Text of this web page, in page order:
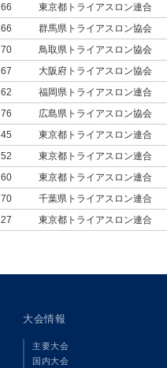
66 東京都トライアスロン連合
66 群馬県トライアスロン協会
70 鳥取県トライアスロン協会
67 大阪府トライアスロン協会
62 福岡県トライアスロン連合
76 広島県トライアスロン協会
45 東京都トライアスロン連合
52 東京都トライアスロン連合
60 東京都トライアスロン連合
70 千葉県トライアスロン連合
27 東京都トライアスロン連合
大会情報
主要大会
国内大会